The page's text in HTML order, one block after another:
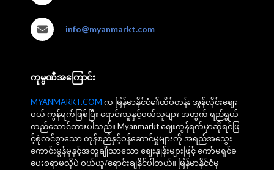
info@myanmarkt.com
ကုမ္ပဏီအကြောင်း
MYANMARKT.COM က မြန်မာနိုင်ငံ၏ထိပ်တန်း အွန်လိုင်းဈေး
ဝယ် ကွန်ရက်ဖြစ်ပြီး ရောင်းသူနှင့်ဝယ်သူများ အတွက် ရည်ရွယ်
တည်ထောင်ထားပါသည်။ Myanmarkt ဈေးကွန်ရက်မှာဆိုရင်ဖြ
င့်စုံလင်စွာသော ကုန်စည်နှင့်ဝန်ဆောင်မှုများကို အရည်အသွေး
ကောင်းမွန်မှုနှင့်အတူချိုသာသော ဈေးနှုန်းများဖြင့် ကော်မရှင်ခ
ပေးစရာမလိုပဲ ဝယ်ယူ/ရောင်းချနိုင်ပါတယ်။ မြန်မာနိုင်ငံမှ